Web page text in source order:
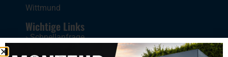
Wittmund
Wichtige Links
›Schnellanfrage